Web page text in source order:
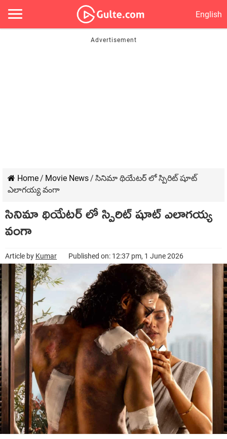
English
Home/ Movie News/ సినిమా థియేటర్ లో స్పిరిట్ షూట్
ఎలాగయ్య వంగా
సినిమా థియేటర్ లో స్పిరిట్ షూట్ ఎలాగయ్య
వంగా
Article by Kumar Published on: 12:37 pm, 1 June 2026